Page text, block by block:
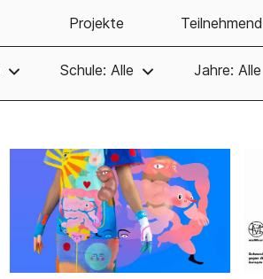
Projekte
Schule: Alle Jahre: Alle